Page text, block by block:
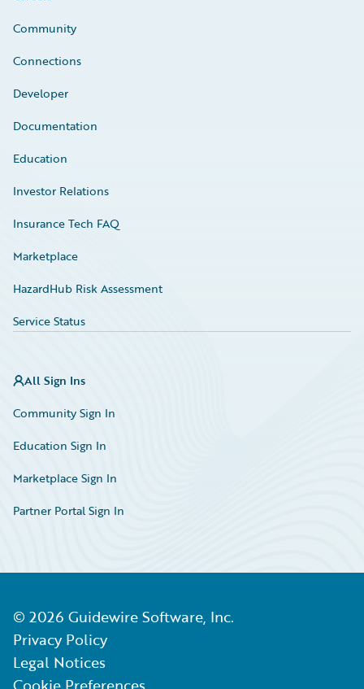
Community
Connections
Developer
Documentation
Education
Investor Relations
Insurance Tech FAQ
Marketplace
HazardHub Risk Assessment
Service Status
All Sign Ins
Community Sign In
Education Sign In
Marketplace Sign In
Partner Portal Sign In
© 2026 Guidewire Software, Inc.
Privacy Policy
Legal Notices